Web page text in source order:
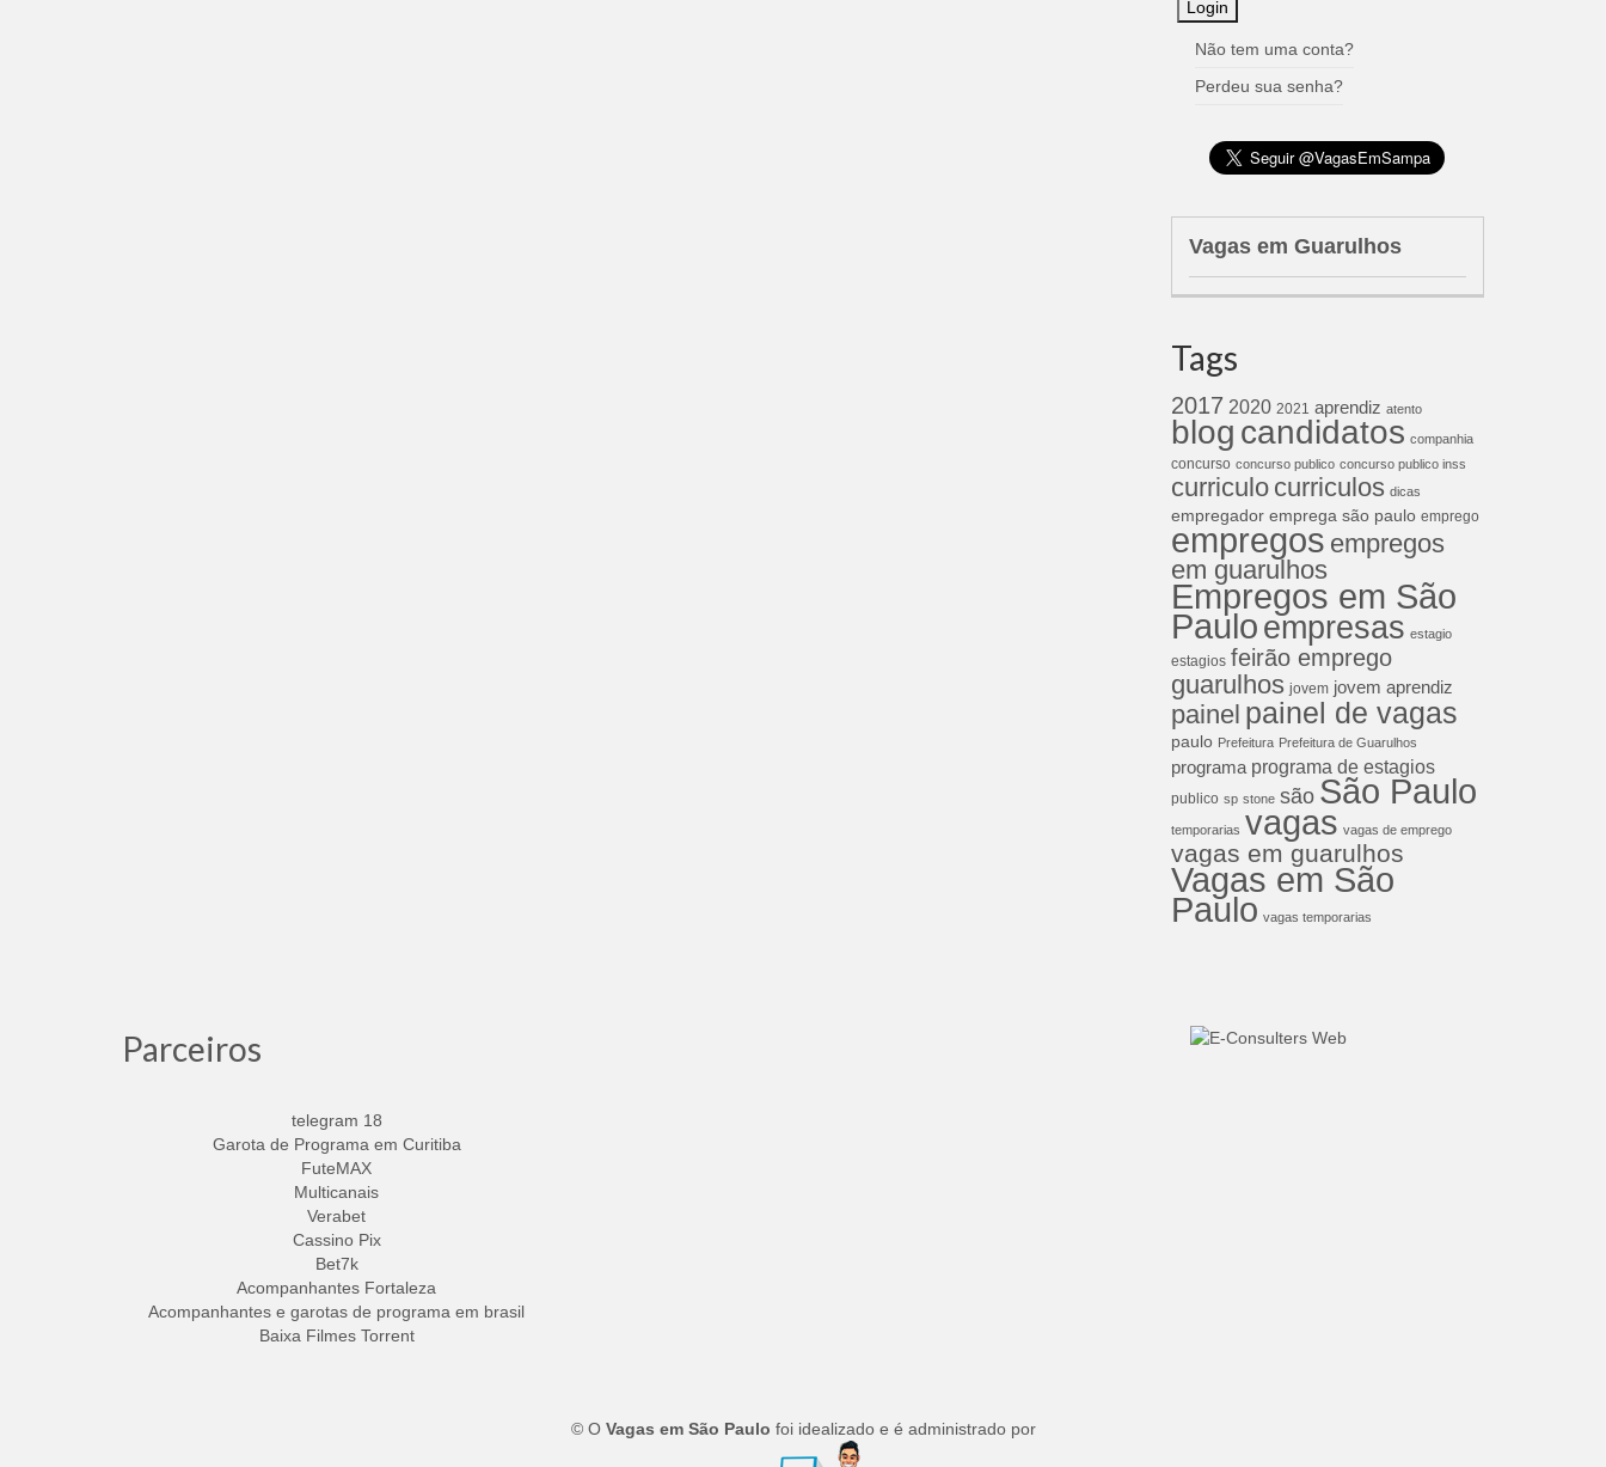
Não tem uma conta?
Perdeu sua senha?
Vagas em Guarulhos
Tags
2017 2020 2021 aprendiz atento
blog candidatos companhia
concurso concurso publico concurso publico inss
curriculo curriculos dicas
empregador emprega são paulo emprego
empregos empregos
em guarulhos
Empregos em São
Pauloempresas estagio
estagios feirão emprego
guarulhos jovem jovem aprendiz
painel painel de vagas
paulo Prefeitura Prefeitura de Guarulhos
programa programa de estagios
publico sp stone são São Paulo
temporarias vagas vagas de emprego
vagas em guarulhos
Vagas em São
Paulo vagas temporarias
Parceiros
telegram 18
Garota de Programa em Curitiba
FuteMAX
Multicanais
Verabet
Cassino Pix
Bet7k
Acompanhantes Fortaleza
Acompanhantes e garotas de programa em brasil
Baixa Filmes Torrent
© O Vagas em São Paulo foi idealizado e é administrado por